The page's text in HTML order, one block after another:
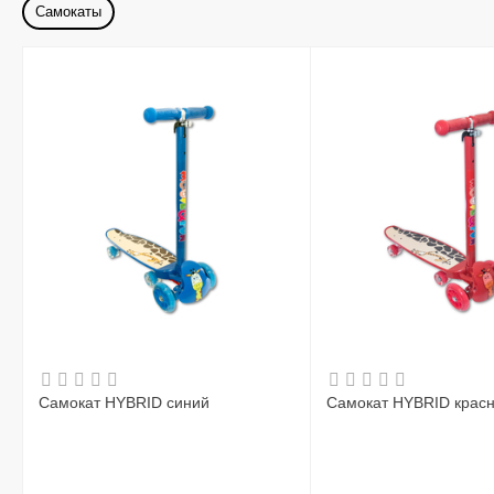
Самокаты
Самокат HYBRID синий Самокат HYBRID